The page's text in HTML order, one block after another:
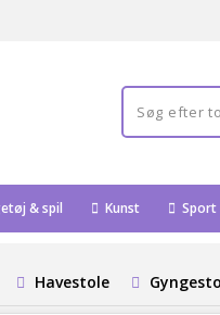
& spil Kunst Sport
Havestole